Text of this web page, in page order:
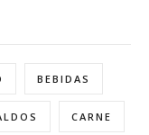
BEBIDAS
CARNE